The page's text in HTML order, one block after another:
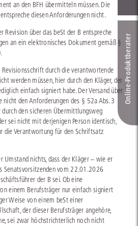
an den BFH übermitteln müssen. Die
diesen Anforderungen nicht.
Revision über das beSt der B entspreche
an ein elektronisches Dokument gemäß §
durch die verantwortende
werden müssen, hier durch den Kläger, der
einfach signiert habe. Der Versand über
nicht den Anforderungen des § 52a Abs. 3
durch den sicheren Übermittlungsweg
sei nicht mit derjenigen Person identisch,
die Verantwortung für den Schriftsatz
Umstand nichts, dass der Kläger – wie er
Senatsvorsitzenden vom 22.01.2026
der B sei. Ob eine
einem Berufsträger nur einfach signiert
Weise von einem beSt einer
der dieser Berufsträger angehöre,
sei zwar höchstrichterlich noch nicht
Online-Produkt­berater